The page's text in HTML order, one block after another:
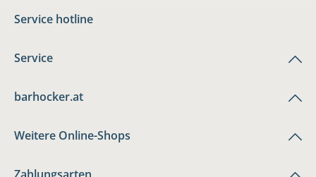
Service hotline
Service
barhocker.at
Weitere Online-Shops